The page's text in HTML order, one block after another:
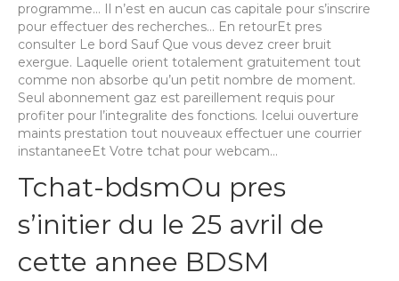
programme… Il n’est en aucun cas capitale pour s’inscrire
pour effectuer des recherches… En retourEt pres
consulter Le bord Sauf Que vous devez creer bruit
exergue. Laquelle orient totalement gratuitement tout
comme non absorbe qu’un petit nombre de moment.
Seul abonnement gaz est pareillement requis pour
profiter pour l’integralite des fonctions. Icelui ouverture
maints prestation tout nouveaux effectuer une courrier
instantaneeEt Votre tchat pour webcam…
Tchat-bdsmOu pres
s’initier du le 25 avril de
cette annee BDSM